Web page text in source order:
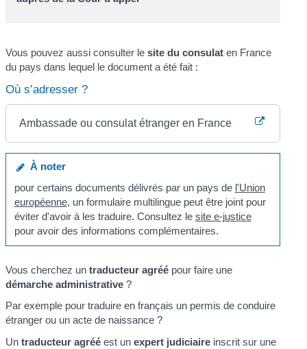
Vous pouvez aussi consulter lesite du consulat en France
du pays dans lequel le document a été fait :
Où s’adresser ?
Ambassade ou consulat étranger en France
À noter
pour certains documents délivrés par un pays de l'Union
européenne, un formulaire multilingue peut être joint pour
éviter d'avoir à les traduire. Consultez le site e-justice
pour avoir des informations complémentaires.
Vous cherchez untraducteur agréé pour faire une
démarche administrative ?
Par exemple pour traduire en français un permis de conduire
étranger ou un acte de naissance ?
Untraducteur agréé est unexpert judiciaire inscrit sur une